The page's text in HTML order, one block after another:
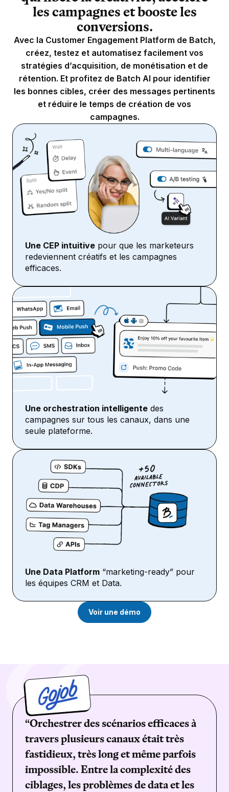
les campagnes et booste les
conversions.
Avec la Customer Engagement Platform de Batch,
créez, testez et automatisez facilement vos
stratégies d’acquisition, de monétisation et de
rétention. Et profitez de Batch AI pour identifier
les bonnes cibles, créer des messages pertinents
et réduire le temps de création de vos
campagnes.
Une CEP intuitive pour que les marketeurs
redeviennent créatifs et les campagnes
efficaces.
Une orchestration intelligente des
campagnes sur tous les canaux, dans une
seule plateforme.
Une Data Platform “marketing-ready” pour
les équipes CRM et Data.
Voir une démo
“Orchestrer des scénarios efficaces à
travers plusieurs canaux était très
fastidieux, très long et même parfois
impossible. Entre la complexité des
ciblages, les problèmes de data et les